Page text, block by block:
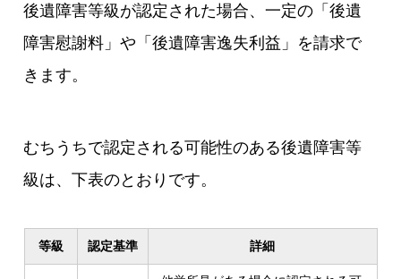
後遺障害等級が認定された場合、一定の「後遺
障害慰謝料」や「後遺障害逸失利益」を請求で
きます。
むちうちで認定される可能性のある後遺障害等
級は、下表のとおりです。
等級 認定基準 詳細